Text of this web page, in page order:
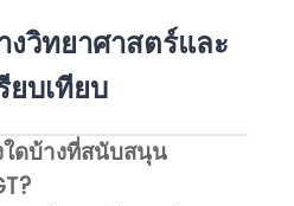
วิทยาศาสตร์และ
ยบเทียบ
ดบ้างที่สนับสนุน